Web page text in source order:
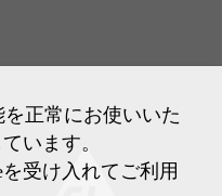
正常にお使いいた
います。
受け入れてご利用